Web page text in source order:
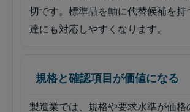
切です。標準品を軸に代替候補を持
達にも対応しやすくなります。
規格と確認項目が価値になる
製造業では、規格や要求水準が価格